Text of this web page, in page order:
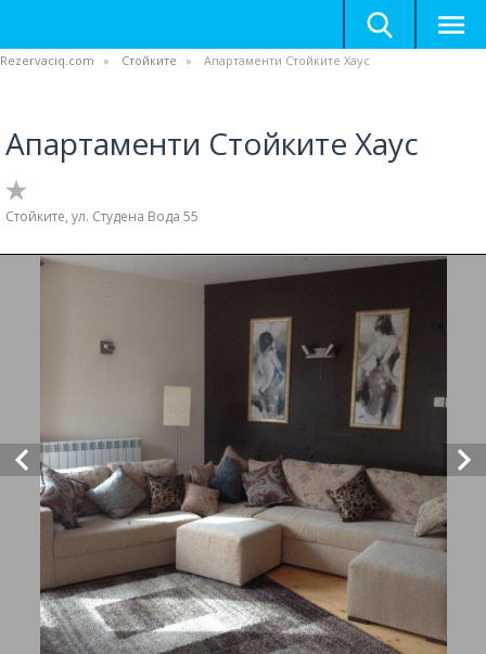
Rezervaciq.com Стойките Апартаменти Стойките Хаус
Апартаменти Стойките Хаус
Стойките, ул. Студена Вода 55